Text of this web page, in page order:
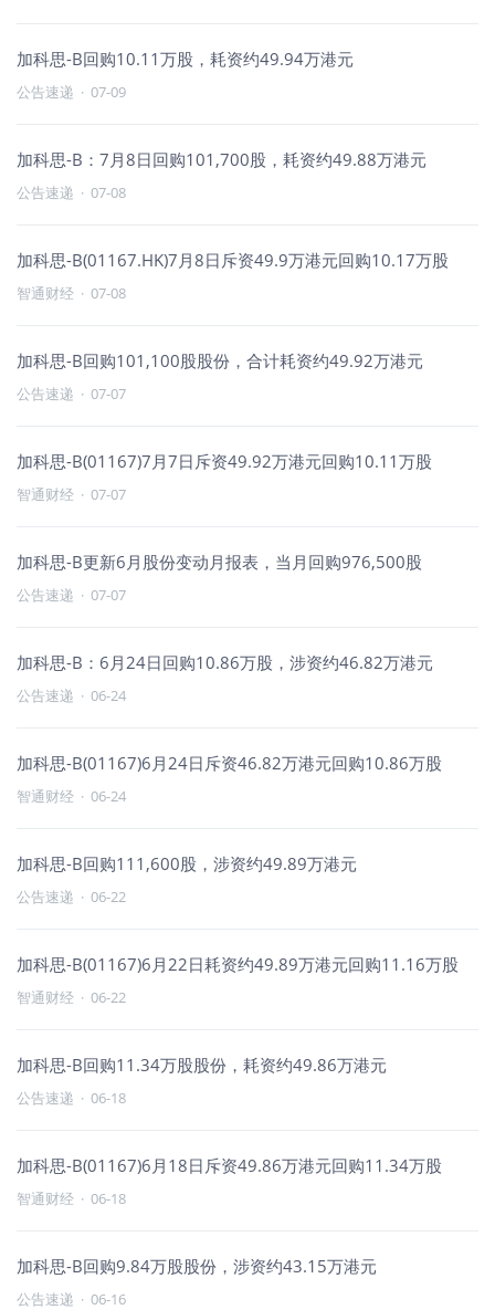
加科思-B回购10.11万股，耗资约49.94万港元
公告速递 · 07-09
加科思-B：7月8日回购101,700股，耗资约49.88万港元
公告速递 · 07-08
加科思-B(01167.HK)7月8日斥资49.9万港元回购10.17万股
智通财经 · 07-08
加科思-B回购101,100股股份，合计耗资约49.92万港元
公告速递 · 07-07
加科思-B(01167)7月7日斥资49.92万港元回购10.11万股
智通财经 · 07-07
加科思-B更新6月股份变动月报表，当月回购976,500股
公告速递 · 07-07
加科思-B：6月24日回购10.86万股，涉资约46.82万港元
公告速递 · 06-24
加科思-B(01167)6月24日斥资46.82万港元回购10.86万股
智通财经 · 06-24
加科思-B回购111,600股，涉资约49.89万港元
公告速递 · 06-22
加科思-B(01167)6月22日耗资约49.89万港元回购11.16万股
智通财经 · 06-22
加科思-B回购11.34万股股份，耗资约49.86万港元
公告速递 · 06-18
加科思-B(01167)6月18日斥资49.86万港元回购11.34万股
智通财经 · 06-18
加科思-B回购9.84万股股份，涉资约43.15万港元
公告速递 · 06-16